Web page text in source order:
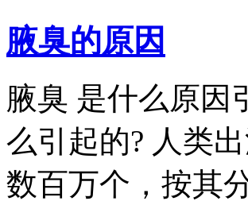
腋臭的原因
腋臭 是什么原因
么引起的? 人类
数百万个，按其